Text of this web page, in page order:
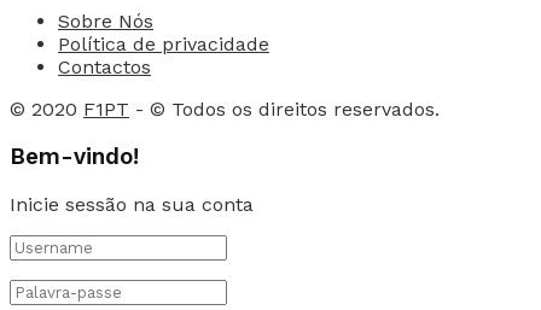
Sobre Nós
Política de privacidade
Contactos
© 2020 F1PT - © Todos os direitos reservados.
Bem-vindo!
Inicie sessão na sua conta